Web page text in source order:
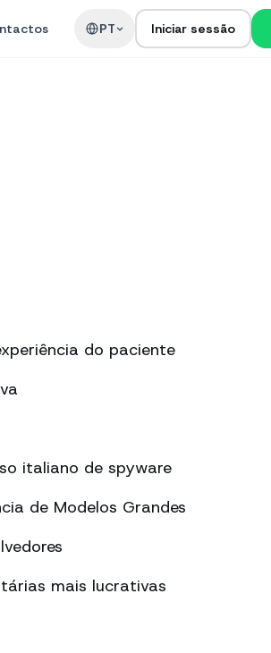
PT Iniciar sessão
do paciente
italiano de spyware
de Modelos Grandes
mais lucrativas